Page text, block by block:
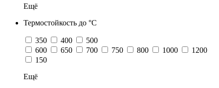
Ещё
Термостойкость до °C
350 400
500
600
650 700 750 800 1000
1200
150
Ещё